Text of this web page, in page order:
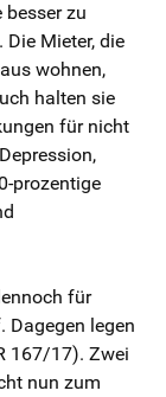
zu
Mieter, die
wohnen,
halten sie
für nicht
prozentige
für
Dagegen legen
167/17). Zwei
nun zum